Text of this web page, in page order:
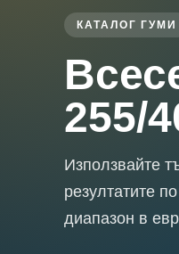
КАТАЛОГ ГУМИ
255/
Използвайте
резултатите
диапазон в